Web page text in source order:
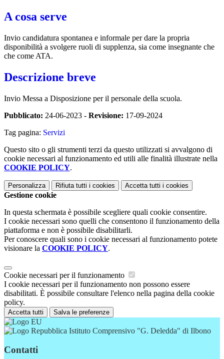
A cosa serve
Invio candidatura spontanea e informale per dare la propria
disponibilità a svolgere ruoli di supplenza, sia come insegnante che
che come ATA.
Descrizione breve
Invio Messa a Disposizione per il personale della scuola.
Pubblicato: 24-06-2023 - Revisione: 17-09-2024
Tag pagina: Servizi
Questo sito o gli strumenti terzi da questo utilizzati si avvalgono di
cookie necessari al funzionamento ed utili alle finalità illustrate nella
COOKIE POLICY.
Personalizza Rifiuta tutti i cookies Accetta tutti i cookies
Gestione cookie
In questa schermata è possibile scegliere quali cookie consentire.
I cookie necessari sono quelli che consentono il funzionamento della
piattaforma e non è possibile disabilitarli.
Per conoscere quali sono i cookie necessari al funzionamento potete
visionare la COOKIE POLICY.
Cookie necessari per il funzionamento
I cookie necessari per il funzionamento non possono essere
disabilitati. È possibile consultare l'elenco nella pagina della cookie
policy.
Accetta tutti Salva le preferenze
Istituto Comprensivo "G. Deledda" di Ilbono
Contatti